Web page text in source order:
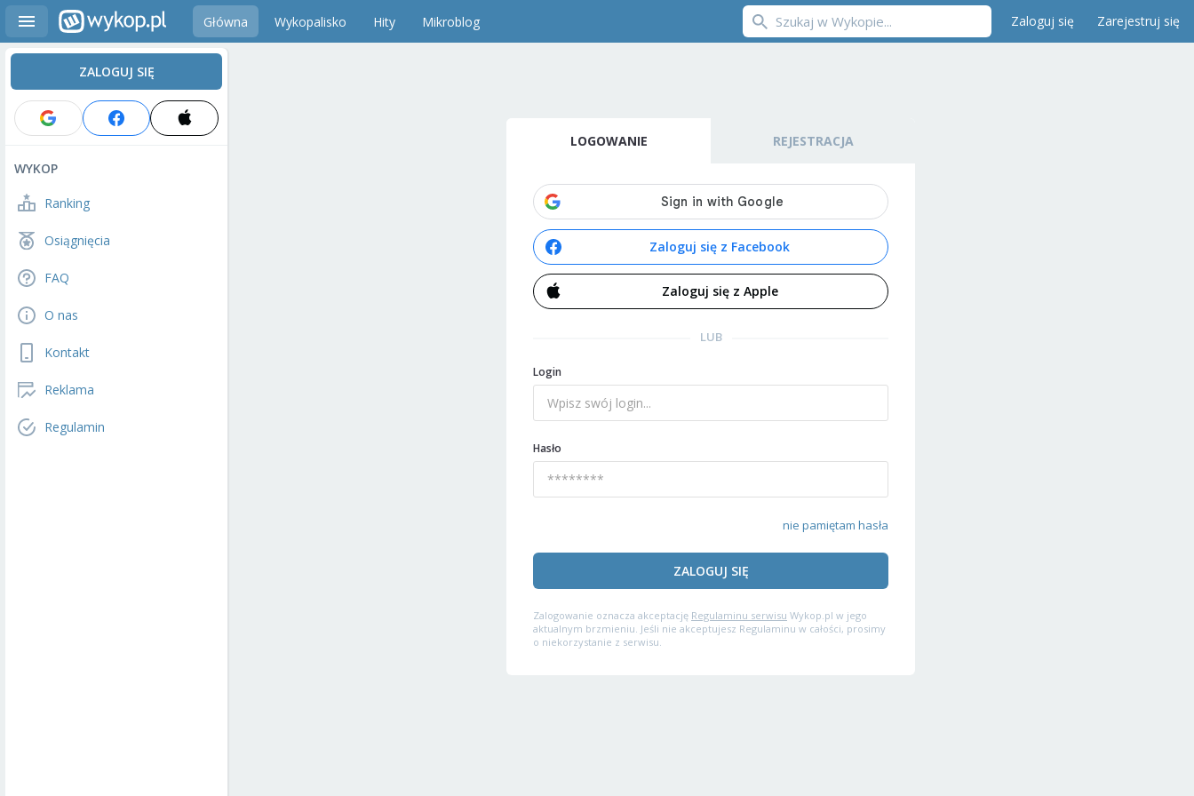
Główna Wykopalisko Hity Mikroblog Zaloguj się Zarejestruj się
ZALOGUJ SIĘ
WYKOP
Ranking
Osiągnięcia
FAQ
O nas
Kontakt
Reklama
Regulamin
LOGOWANIE REJESTRACJA
Zaloguj się z Facebook
Zaloguj się z Apple
LUB
Login
Hasło
nie pamiętam hasła
ZALOGUJ SIĘ
Zalogowanie oznacza akceptację Regulaminu serwisu Wykop.pl w jego
aktualnym brzmieniu. Jeśli nie akceptujesz Regulaminu w całości, prosimy
o niekorzystanie z serwisu.